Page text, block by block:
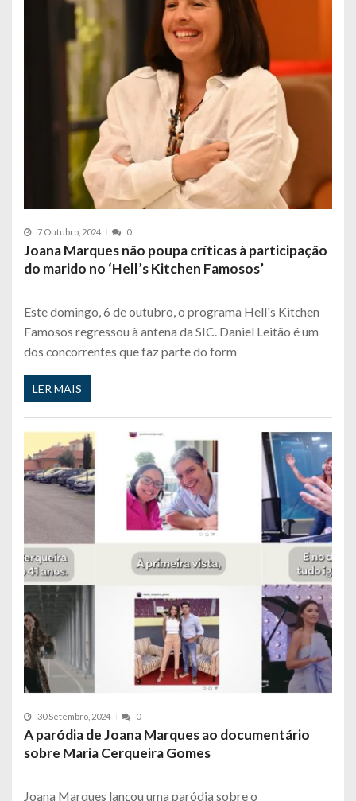
7 Outubro, 2024 0
Joana Marques não poupa críticas à participação
do marido no ‘Hell’s Kitchen Famosos’
Este domingo, 6 de outubro, o programa Hell's Kitchen
Famosos regressou à antena da SIC. Daniel Leitão é um
dos concorrentes que faz parte do form
LER MAIS
30 Setembro, 2024 0
A paródia de Joana Marques ao documentário
sobre Maria Cerqueira Gomes
Joana Marques lançou uma paródia sobre o